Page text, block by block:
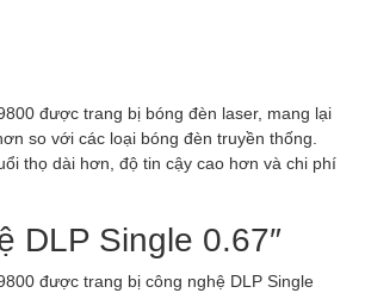
được trang bị bóng đèn laser, mang lại
so với các loại bóng đèn truyền thống.
thọ dài hơn, độ tin cậy cao hơn và chi phí
DLP Single 0.67″
được trang bị công nghệ DLP Single